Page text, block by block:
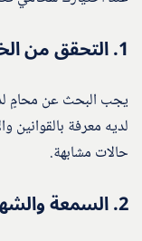
1. التحقق من
يجب البحث عن محامٍ
لديه معرفة
حالات مشابهة.
2. السمعة